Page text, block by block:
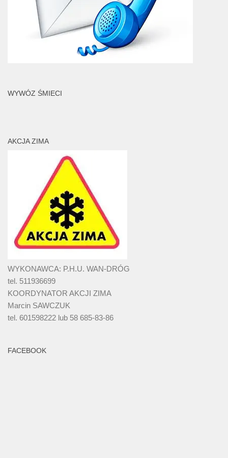
WYWÓZ ŚMIECI
AKCJA ZIMA
WYKONAWCA: P.H.U. WAN-DRÓG
tel. 511936699
KOORDYNATOR AKCJI ZIMA
Marcin SAWCZUK
tel. 601598222 lub 58 685-83-86
FACEBOOK